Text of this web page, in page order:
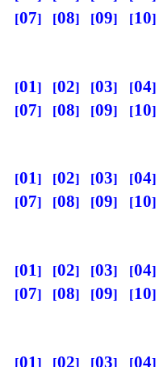
07
08 09 10
01 02 03 04
07
08 09 10
01 02 03 04
07
08 09 10
01 02 03 04
07
08 09 10
01 02 03 04